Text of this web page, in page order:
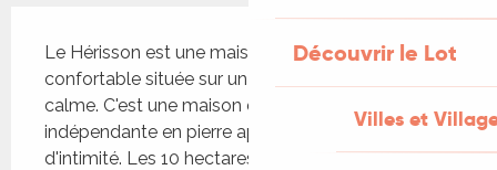
Découvrir le Lot
Villes et
Le Hérisson est une maison de vacances
confortable située sur un domaine/camping
calme. C'est une maison de vacances
indépendante en pierre apparente avec beaucoup
d'intimité. Les 10 hectares de terrain privé offrent